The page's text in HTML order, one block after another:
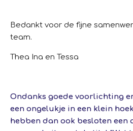
Bedankt voor de fijne
team.
Thea Ina en Tessa
Ondanks goede voorlichting
een ongelukje in een klein
hebben dan ook besloten een